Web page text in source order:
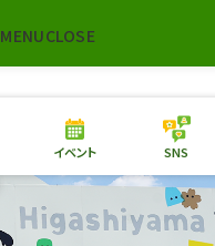
MENUCLOSE
本日の開園情報 チケ
園内MAP イベント
イベント SNS